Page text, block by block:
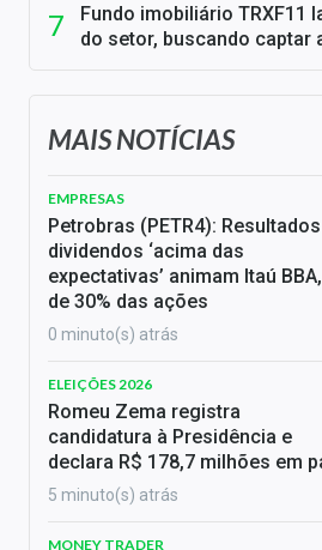
Fundo imobiliário TRXF11
do setor, buscando captar
MAIS NOTÍCIAS
EMPRESAS
Petrobras (PETR4):
dividendos ‘acima das
expectativas’ animam Itaú
de 30% das ações
0 minuto(s) atrás
ELEIÇÕES 2026
Romeu Zema registra
candidatura à Presidência e
declara R$ 178,7 milhões em
5 minuto(s) atrás
MONEY TRADER